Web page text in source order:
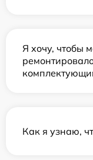
Я хочу, чтобы
Как я узнаю,